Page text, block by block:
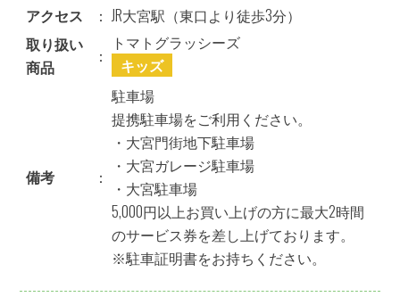
アクセス
： JR大宮駅（東口より徒歩3分）
取り扱い
商品
：
トマトグラッシーズ
キッズ
備考 ：
駐車場
提携駐車場をご利用ください。
・大宮門街地下駐車場
・大宮ガレージ駐車場
・大宮駐車場
5,000円以上お買い上げの方に最大2時間
のサービス券を差し上げております。
※駐車証明書をお持ちください。